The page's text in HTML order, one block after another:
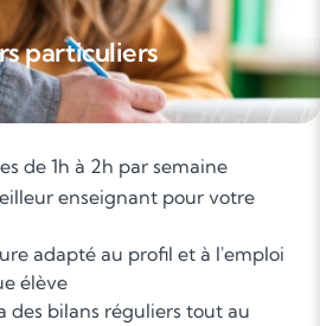
particuliers
de 1h à 2h par semaine
enseignant pour votre
adapté au profil et à l'emploi
élève
des bilans réguliers tout au